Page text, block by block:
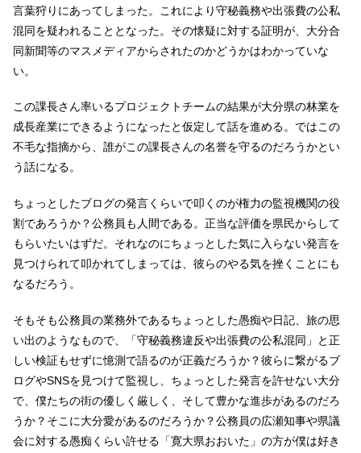
言葉狩りにあってしまった。これにより守秘義務や出張費の公私
混同を疑われることとなった。その懐疑に対する証明が、大分合
同新聞等のマスメディアからされたのかどうかはわかっていな
い。
この課長さん率いるプロジェクトチームの結果が大分県の林業を
成長産業にできるようになったと仮定して話を進める。ではこの
不毛な指摘から、誰がこの課長さんの名誉を守るのだろうかとい
う話になる。
ちょっとしたブログの発言くらいで叩くのが権力の監視機関の役
割であろうか？公務員も人間である。正当な評価を県民からして
もらいたいはずだ。それなのにちょっとした気に入らない発言を
見つけられて叩かれてしまっては、彼らのやる気を挫くことにも
なるだろう。
そもそも公務員の業務外であるちょっとした愚痴や日記、旅の思
い出のようなもので、「守秘義務違反や出張費の公私混同」と正
しい検証もせずに憶測で語るのが正義だろうか？彼らに繋がるブ
ログやSNSを見つけて監視し、ちょっとした発言を許せない大分
で、僕たちの街の優しく厳しく、そして豊かな進歩があるのだろ
うか？そこに大分愛があるのだろうか？公務員の広瀬知事や県議
会に対する愚痴くらい許せる「寛大県おおいた」の方が僕は好き